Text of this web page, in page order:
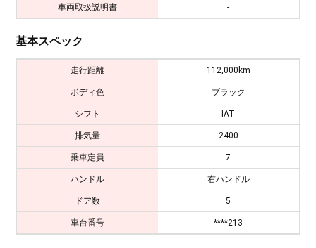
車両取扱説明書 -
基本スペック
走行距離 112,000km
ボディ色 ブラック
シフト IAT
排気量 2400
乗車定員 7
ハンドル 右ハンドル
ドア数 5
車台番号 ****213